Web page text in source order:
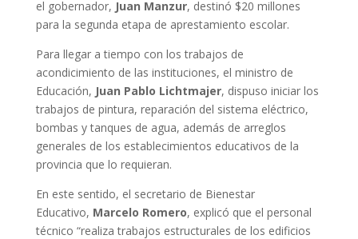
el gobernador, Juan Manzur, destinó $20 millones
para la segunda etapa de aprestamiento escolar.
Para llegar a tiempo con los trabajos de
acondicimiento de las instituciones, el ministro de
Educación, Juan Pablo Lichtmajer, dispuso iniciar los
trabajos de pintura, reparación del sistema eléctrico,
bombas y tanques de agua, además de arreglos
generales de los establecimientos educativos de la
provincia que lo requieran.
En este sentido, el secretario de Bienestar
Educativo, Marcelo Romero, explicó que el personal
técnico “realiza trabajos estructurales de los edificios